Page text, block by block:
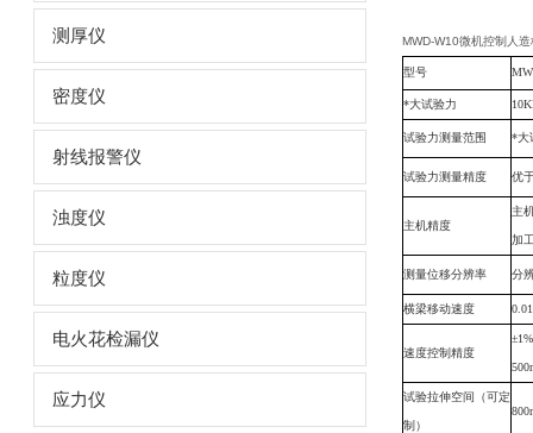
测厚仪
密度仪
射线报警仪
浊度仪
粒度仪
电火花检漏仪
应力仪
MWD-W10微机控制人造
型号
*大试验力
试验力测量范围 *大
试验力测量精度 优
主机精度
主
加
测量位移分辨率 分
横梁移动速度
速度控制精度
试验拉伸空间（可定
制）